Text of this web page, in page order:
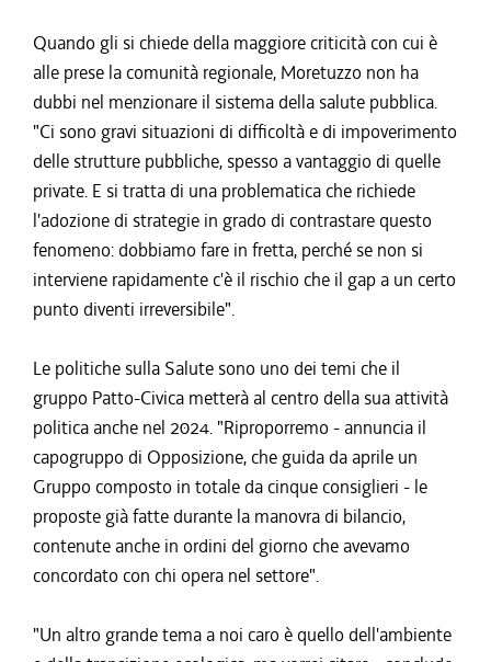
Quando gli si chiede della maggiore criticità con cui è
alle prese la comunità regionale, Moretuzzo non ha
dubbi nel menzionare il sistema della salute pubblica.
"Ci sono gravi situazioni di difficoltà e di impoverimento
delle strutture pubbliche, spesso a vantaggio di quelle
private. E si tratta di una problematica che richiede
l'adozione di strategie in grado di contrastare questo
fenomeno: dobbiamo fare in fretta, perché se non si
interviene rapidamente c'è il rischio che il gap a un certo
punto diventi irreversibile".
Le politiche sulla Salute sono uno dei temi che il
gruppo Patto-Civica metterà al centro della sua attività
politica anche nel 2024. "Riproporremo - annuncia il
capogruppo di Opposizione, che guida da aprile un
Gruppo composto in totale da cinque consiglieri - le
proposte già fatte durante la manovra di bilancio,
contenute anche in ordini del giorno che avevamo
concordato con chi opera nel settore".
"Un altro grande tema a noi caro è quello dell'ambiente